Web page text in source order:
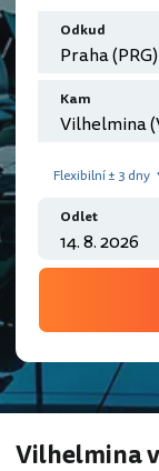
Odkud
Kam
Flexibilní ± 3 dny
Odlet
Vilhelmina